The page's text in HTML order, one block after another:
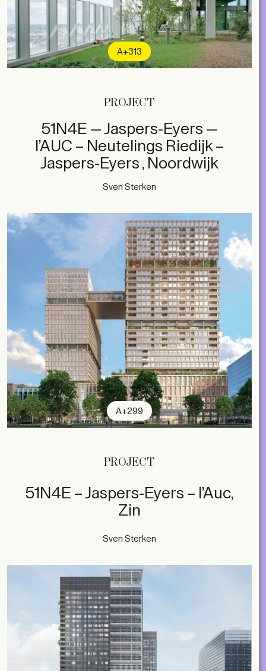
A+313
PROJECT
51N4E — Jaspers-Eyers —
l’AUC – Neutelings Riedijk –
Jaspers-Eyers , Noordwijk
Sven Sterken
A+299
PROJECT
51N4E – Jaspers-Eyers – l’Auc,
Zin
Sven Sterken